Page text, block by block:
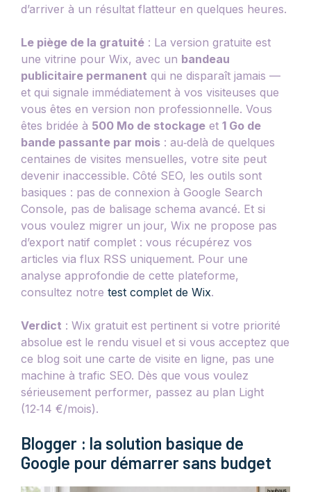
d’arriver à un résultat flatteur en quelques heures.
Le piège de la gratuité : La version gratuite est
une vitrine pour Wix, avec un bandeau
publicitaire permanent qui ne disparaît jamais —
et qui signale immédiatement à vos visiteuses que
vous êtes en version non professionnelle. Vous
êtes bridée à 500 Mo de stockage et 1 Go de
bande passante par mois : au‑delà de quelques
centaines de visites mensuelles, votre site peut
devenir inaccessible. Côté SEO, les outils sont
basiques : pas de connexion à Google Search
Console, pas de balisage schema avancé. Et si
vous voulez migrer un jour, Wix ne propose pas
d’export natif complet : vous récupérez vos
articles via flux RSS uniquement. Pour une
analyse approfondie de cette plateforme,
consultez notre test complet de Wix.
Verdict : Wix gratuit est pertinent si votre priorité
absolue est le rendu visuel et si vous acceptez que
ce blog soit une carte de visite en ligne, pas une
machine à trafic SEO. Dès que vous voulez
sérieusement performer, passez au plan Light
(12‑14 €/mois).
Blogger : la solution basique de
Google pour démarrer sans budget